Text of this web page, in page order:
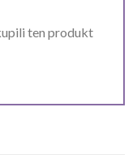
ten produkt